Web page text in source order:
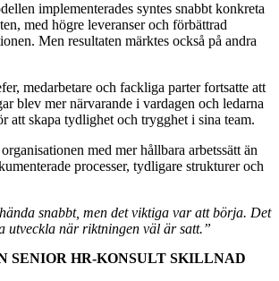
implementerades syntes snabbt konkreta
med högre leveranser och förbättrad
Men resultaten märktes också på andra
medarbetare och fackliga parter fortsatte att
blev mer närvarande i vardagen och ledarna
att skapa tydlighet och trygghet i sina team.
med mer hållbara arbetssätt än
processer, tydligare strukturer och
snabbt, men det viktiga var att börja. Det
utveckla när riktningen väl är satt.”
SENIOR HR-KONSULT SKILLNAD